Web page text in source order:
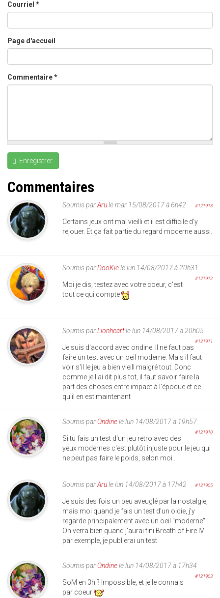
Courriel *
Page d'accueil
Commentaire*
Enregistrer
Commentaires
Soumis parArule mar 15/08/2017 à 6h42 #121913
Certains jeux ont mal vieilli et il est difficile d'y
rejouer. Et ça fait partie du regard moderne aussi.
Soumis parDooKiele lun 14/08/2017 à 20h31
#121912
Moi je dis, testez avec votre coeur, c'est
tout ce qui compte
Soumis parLionheartle lun 14/08/2017 à 20h05
#121911
Je suis d'accord avec ondine. Il ne faut pas
faire un test avec un oeil moderne. Mais il faut
voir s'il le jeu a bien vieill malgré tout. Donc
comme je l'ai dit plus tot, il faut savoir faire la
part des choses entre impact à l'époque et ce
qu'il en est maintenant
Soumis parOndinele lun 14/08/2017 à 19h57
#121910
Si tu fais un test d'un jeu retro avec des
yeux modernes c'est plutôt injuste pour le jeu qui
ne peut pas faire le poids, selon moi...
Soumis parArule lun 14/08/2017 à 17h42 #121905
Je suis des fois un peu aveuglé par la nostalgie,
mais moi quand je fais un test d'un oldie, j'y
regarde principalement avec un oeil "moderne".
On verra bien quand j'aurai fini Breath of Fire IV
par exemple, je publierai un test.
Soumis parOndinele lun 14/08/2017 à 17h34
#121903
SoM en 3h ? Impossible, et je le connais
par coeur